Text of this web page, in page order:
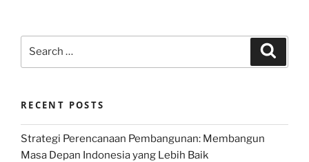
RECENT POSTS
Strategi Perencanaan Pembangunan: Membangun
Masa Depan Indonesia yang Lebih Baik